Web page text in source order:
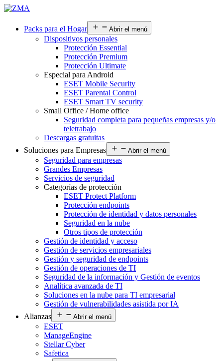
Packs para el Hogar Abrir el menú
Dispositivos personales
Protección Essential
Protección Premium
Protección Ultimate
Especial para Android
ESET Mobile Security
ESET Parental Control
ESET Smart TV security
Small Office / Home office
Seguridad completa para pequeñas empresas y/o
teletrabajo
Descargas gratuitas
Soluciones para Empresas
Abrir el menú
Seguridad para empresas
Grandes Empresas
Servicios de seguridad
Categorías de protección
ESET Protect Platform
Protección endpoints
Protección de identidad y datos personales
Seguridad en la nube
Otros tipos de protección
Gestión de identidad y acceso
Gestión de servicios empresariales
Gestión y seguridad de endpoints
Gestión de operaciones de TI
Seguridad de la información y Gestión de eventos
Analítica avanzada de TI
Soluciones en la nube para TI empresarial
Gestión de vulnerabilidades asistida por IA
Alianzas
Abrir el menú
ESET
ManageEngine
Stellar Cyber
Safetica